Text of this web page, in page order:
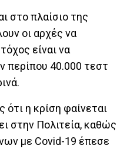
στο πλαίσιο της
οι αρχές να
είναι να
περίπου 40.000 τεστ
η κρίση φαίνεται
στην Πολιτεία, καθώς
με Covid-19 έπεσε